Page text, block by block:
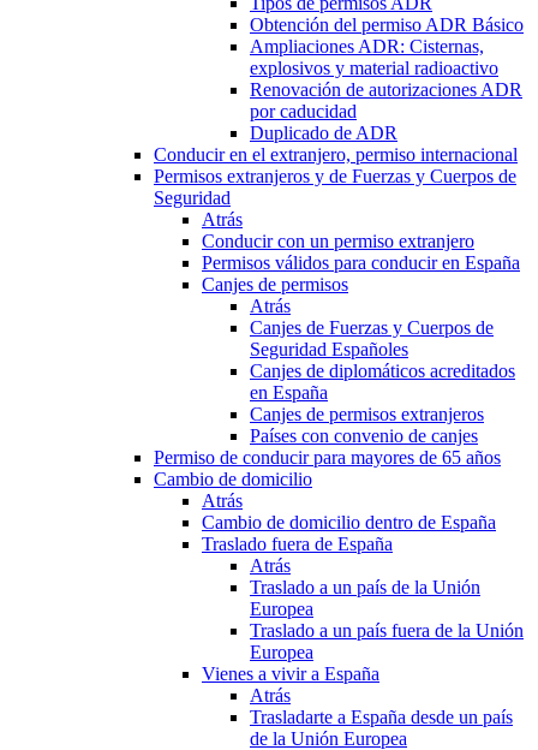
Obtención del permiso ADR Básico
Ampliaciones ADR: Cisternas,
explosivos y material radioactivo
Renovación de autorizaciones ADR
por caducidad
Duplicado de ADR
Conducir en el extranjero, permiso internacional
Permisos extranjeros y de Fuerzas y Cuerpos de
Seguridad
Atrás
Conducir con un permiso extranjero
Permisos válidos para conducir en España
Canjes de permisos
Atrás
Canjes de Fuerzas y Cuerpos de
Seguridad Españoles
Canjes de diplomáticos acreditados
en España
Canjes de permisos extranjeros
Países con convenio de canjes
Permiso de conducir para mayores de 65 años
Cambio de domicilio
Atrás
Cambio de domicilio dentro de España
Traslado fuera de España
Atrás
Traslado a un país de la Unión
Europea
Traslado a un país fuera de la Unión
Europea
Vienes a vivir a España
Atrás
Trasladarte a España desde un país
de la Unión Europea